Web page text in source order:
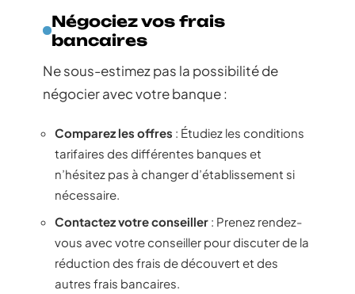
Négociez vos frais
bancaires
Ne sous-estimez pas la possibilité de
négocier avec votre banque :
Comparez les offres : Étudiez les conditions
tarifaires des différentes banques et
n’hésitez pas à changer d’établissement si
nécessaire.
Contactez votre conseiller : Prenez rendez-
vous avec votre conseiller pour discuter de la
réduction des frais de découvert et des
autres frais bancaires.